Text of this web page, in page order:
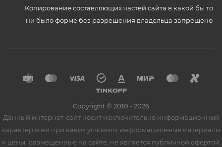
Копирование составляющих частей сайта в какой бы то
ни было форме без разрешения владельца запрещено
Copyright © 2010 - 2026
Данный интернет-сайт носит исключительно информационный
характер и ни при каких условиях информационные материалы
и цены, размещенные на сайте, не является публичной офертой,